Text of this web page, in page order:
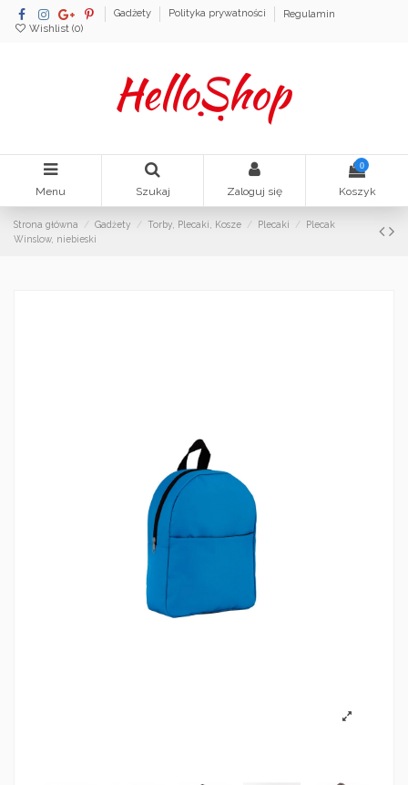
Gadżety Polityka prywatności
Regulamin
Wishlist (0)
Menu Szukaj Zaloguj się
0
Koszyk
Strona główna Gadżety Torby, Plecaki, Kosze Plecaki
Plecak
Winslow, niebieski